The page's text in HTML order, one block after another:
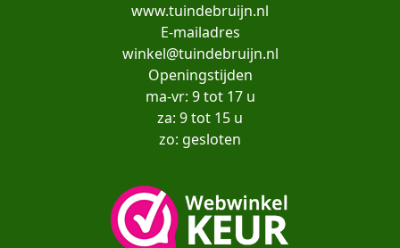
www.tuindebruijn.nl
E-mailadres
winkel@tuindebruijn.nl
Openingstijden
ma-vr: 9 tot 17 u
za: 9 tot 15 u
zo: gesloten